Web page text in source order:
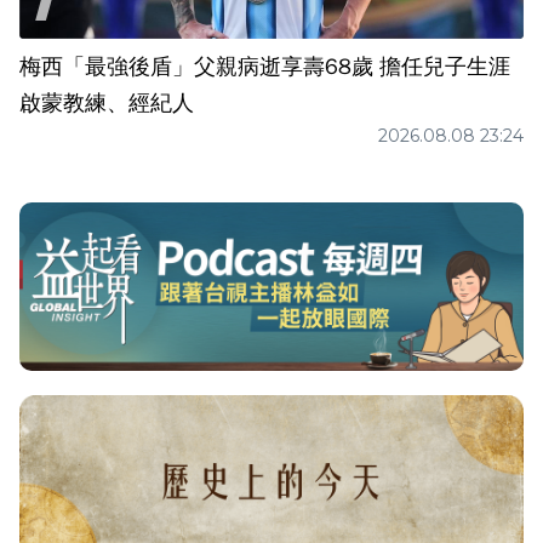
梅西「最強後盾」父親病逝享壽68歲 擔任兒子生涯
啟蒙教練、經紀人
2026.08.08 23:24